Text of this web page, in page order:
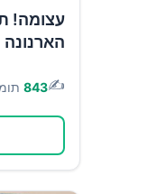
עצומה!
הארנונה
✍️
843